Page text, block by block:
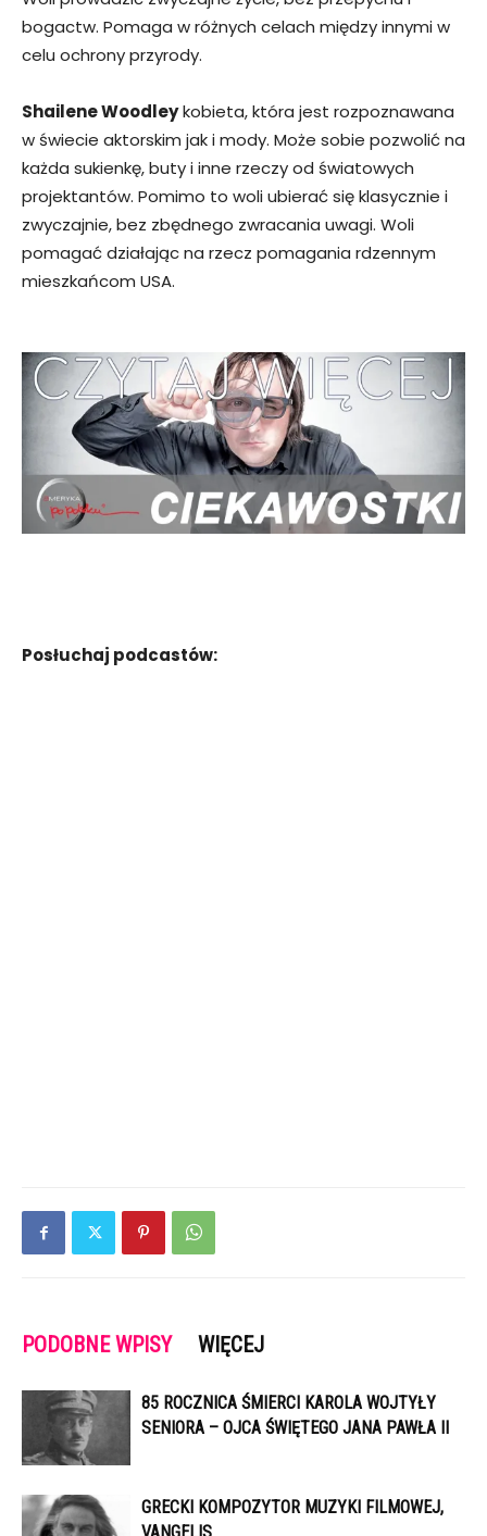
bogactw. Pomaga w różnych celach między innymi w
celu ochrony przyrody.
Shailene Woodleykobieta, która jest rozpoznawana
w świecie aktorskim jak i mody. Może sobie pozwolić na
każda sukienkę, buty i inne rzeczy od światowych
projektantów. Pomimo to woli ubierać się klasycznie i
zwyczajnie, bez zbędnego zwracania uwagi. Woli
pomagać działając na rzecz pomagania rdzennym
mieszkańcom USA.
Posłuchaj podcastów:
PODOBNE WPISY WIĘCEJ
85 ROCZNICA ŚMIERCI KAROLA WOJTYŁY
SENIORA – OJCA ŚWIĘTEGO JANA PAWŁA II
GRECKI KOMPOZYTOR MUZYKI FILMOWEJ,